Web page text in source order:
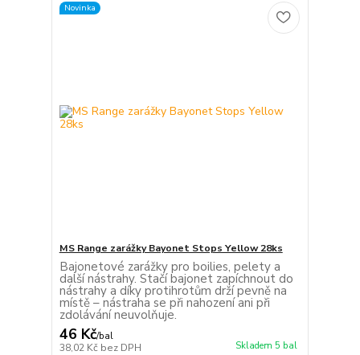
Novinka
MS Range zarážky Bayonet Stops Yellow 28ks
Bajonetové zarážky pro boilies, pelety a
další nástrahy. Stačí bajonet zapíchnout do
nástrahy a díky protihrotům drží pevně na
místě – nástraha se při nahození ani při
zdolávání neuvolňuje.
46 Kč/bal
38,02 Kč bez DPH Skladem 5 bal